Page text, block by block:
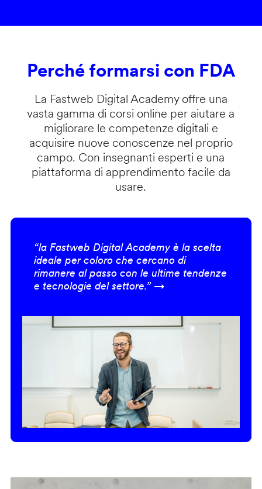
Perché formarsi con FDA
La Fastweb Digital Academy offre una
vasta gamma di corsi online per aiutare a
migliorare le competenze digitali e
acquisire nuove conoscenze nel proprio
campo. Con insegnanti esperti e una
piattaforma di apprendimento facile da
usare.
“la Fastweb Digital Academy è la scelta
ideale per coloro che cercano di
rimanere al passo con le ultime tendenze
e tecnologie del settore.” →